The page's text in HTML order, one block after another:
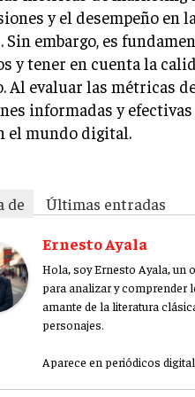
y el desempeño en
Sin embargo, es
y tener en cuenta la
Al evaluar las métricas
informadas y
el mundo digital.
de
Últimas entradas
Ernesto Ayala
Hola, soy Ernesto Ayala, un
para analizar y comprender
amante de la literatura
personajes.
Aparece en periódicos